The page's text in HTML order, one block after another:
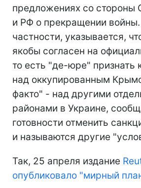
предложениях со стороны
и РФ о прекращении войны.
частности, указывается,
якобы согласен на
то есть "де-юре" признать
над оккупированным
факто" - над другими
районами в Украине,
готовности отменить
и называются другие
Так, 25 апреля издание
опубликовало "мирный